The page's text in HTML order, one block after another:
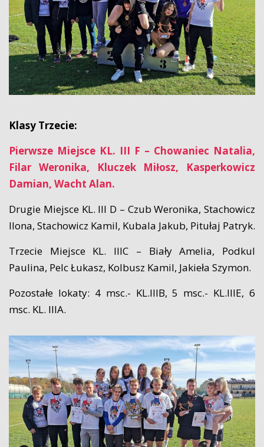
Klasy Trzecie:
Pierwsze Miejsce KL. III F – Chowaniec Natalia,
Filar Weronika, Kluczek Miłosz, Kasperkowicz
Damian, Wacht Alan.
Drugie Miejsce KL. III D – Czub Weronika, Stachowicz
Ilona, Stachowicz Kamil, Kubala Jakub, Pitułaj Patryk.
Trzecie Miejsce KL. IIIC – Biały Amelia, Podkul
Paulina, Pelc Łukasz, Kolbusz Kamil, Jakieła Szymon.
Pozostałe lokaty: 4 msc.- KL.IIIB, 5 msc.- KL.IIIE, 6
msc. KL. IIIA.